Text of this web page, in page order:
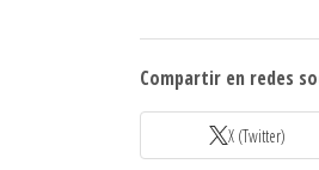
Compartir en redes
X (Twitter)